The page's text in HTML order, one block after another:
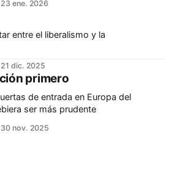
23 ene. 2026
entre el liberalismo y la
21 dic. 2025
primero
de entrada en Europa del
ser más prudente
30 nov. 2025